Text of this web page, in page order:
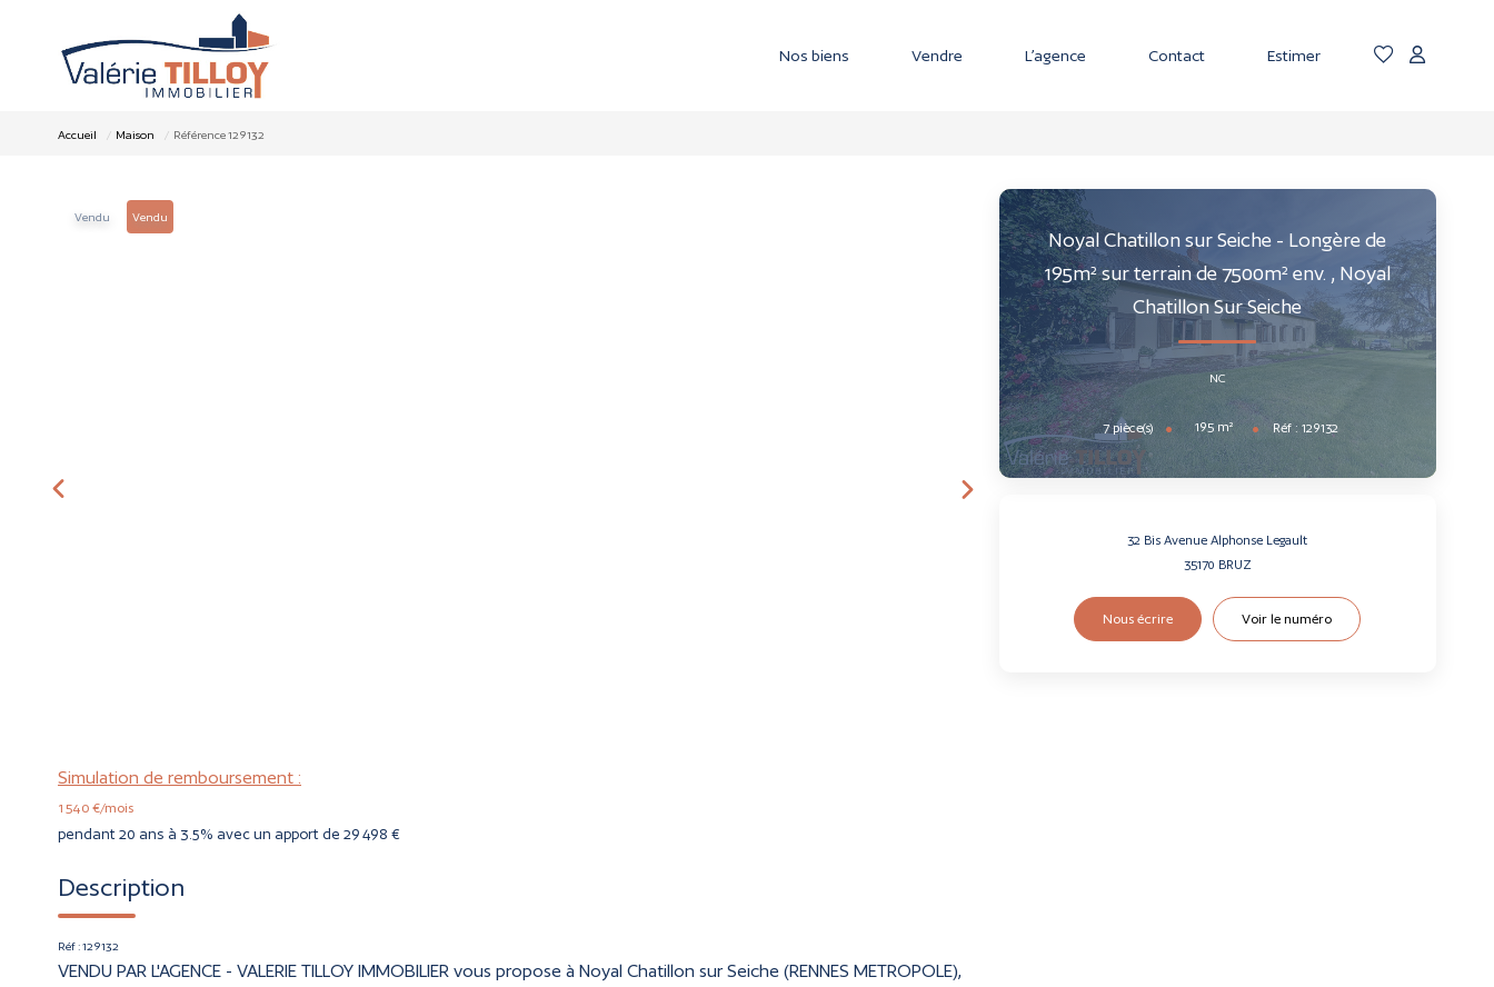
Nos biens Vendre L’agence Contact Estimer
Accueil Maison Référence 129132
Vendu Vendu
Simulation de remboursement :
1 540 €/mois
pendant 20 ans à 3.5% avec un apport de 29 498 €
Description
Réf : 129132
VENDU PAR L'AGENCE - VALERIE TILLOY IMMOBILIER vous propose à Noyal Chatillon sur Seiche (RENNES METROPOLE),
Noyal Chatillon sur Seiche - Longère de
195m² sur terrain de 7500m² env. , Noyal
Chatillon Sur Seiche
NC
7pièce(s) 195 m² Réf :129132
32 Bis Avenue Alphonse Legault
35170 BRUZ
Nous écrire Voir le numéro